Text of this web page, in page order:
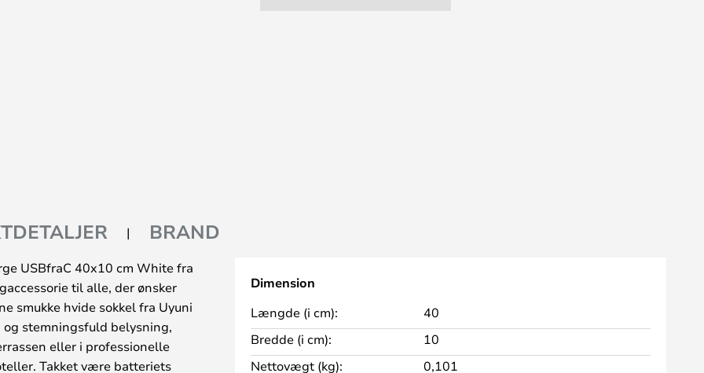
BRAND
USBfraC 40x10 cm White fra
til alle, der ønsker
smukke hvide sokkel fra Uyuni
stemningsfuld belysning,
eller i professionelle
Takket være batteriets
Dimension
Længde (i cm):
40
Bredde (i cm):
10
Nettovægt (kg):
0,101